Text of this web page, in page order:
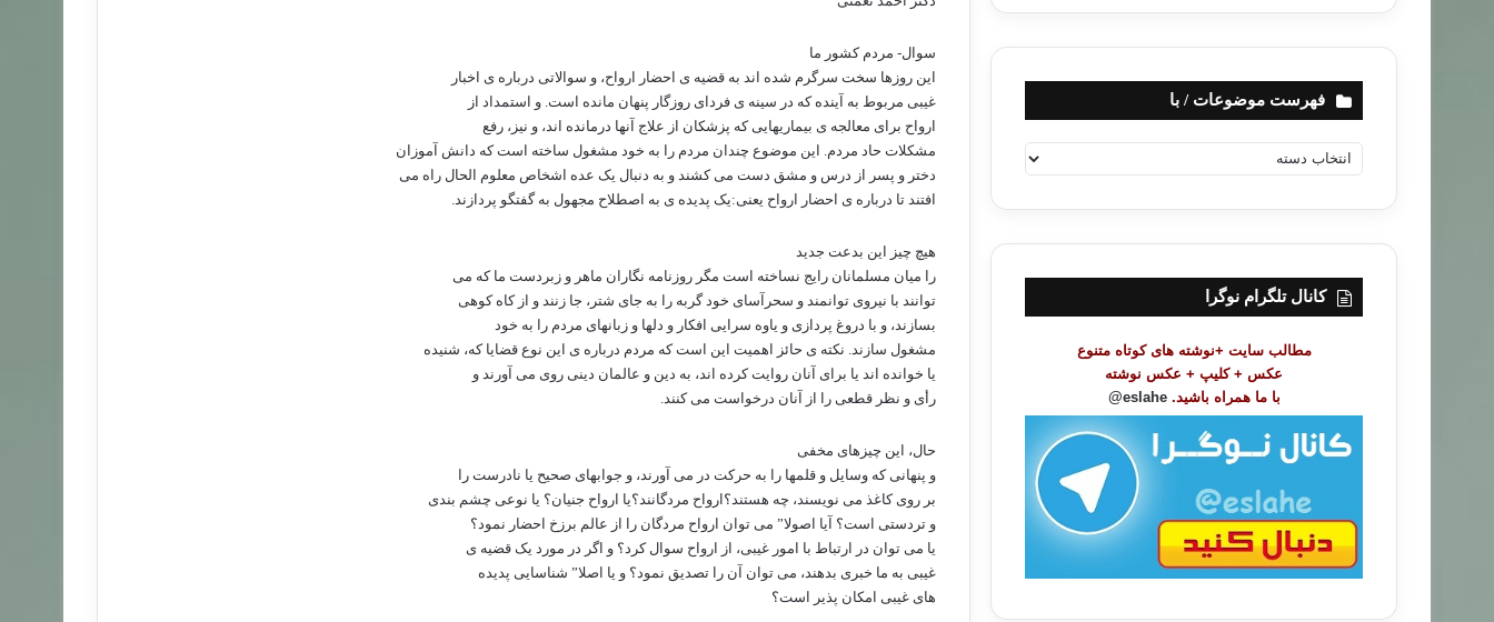
سوال- مردم کشور ما
این روزها سخت سرگرم شده اند به قضیه ی احضار ارواح، و سوالاتی درباره ی اخبار
غیبی مربوط به آینده که در سینه ی فردای روزگار پنهان مانده است. و استمداد از
ارواح برای معالجه ی بیماریهایی که پزشکان از علاج آنها درمانده اند، و نیز، رفع
مشکلات حاد مردم. این موضوع چندان مردم را به خود مشغول ساخته است که دانش آموزان
دختر و پسر از درس و مشق دست می کشند و به دنبال یک عده اشخاص معلوم الحال راه می
افتند تا درباره ی احضار ارواح یعنی:یک پدیده ی به اصطلاح مجهول به گفتگو پردازند.
هیچ چیز این بدعت جدید
را میان مسلمانان رایج نساخته است مگر روزنامه نگاران ماهر و زبردست ما که می
توانند با نیروی توانمند و سحرآسای خود گربه را به جای شتر، جا زنند و از کاه کوهی
بسازند، و با دروغ پردازی و یاوه سرایی افکار و دلها و زبانهای مردم را به خود
مشغول سازند. نکته ی حائز اهمیت این است که مردم درباره ی این نوع قضایا که، شنیده
یا خوانده اند یا برای آنان روایت کرده اند، به دین و عالمان دینی روی می آورند و
رأی و نظر قطعی را از آنان درخواست می کنند.
حال، این چیزهای مخفی
و پنهانی که وسایل و قلمها را به حرکت در می آورند، و جوابهای صحیح یا نادرست را
بر روی کاغذ می نویسند، چه هستند؟ارواح مردگانند؟یا ارواح جنیان؟ یا نوعی چشم بندی
و تردستی است؟ آیا اصولا” می توان ارواح مردگان را از عالم برزخ احضار نمود؟
یا می توان در ارتباط با امور غیبی، از ارواح سوال کرد؟ و اگر در مورد یک قضیه ی
غیبی به ما خبری بدهند، می توان آن را تصدیق نمود؟ و یا اصلا” شناسایی پدیده
های غیبی امکان پذیر است؟
فهرست موضوعات / با
ه
ت
ض
کانال تلگرام نوگرا
مطالب سایت +نوشته های کوتاه متنوع
عکس + کلیپ + عکس نوشته
با ما همراه باشید. eslahe@